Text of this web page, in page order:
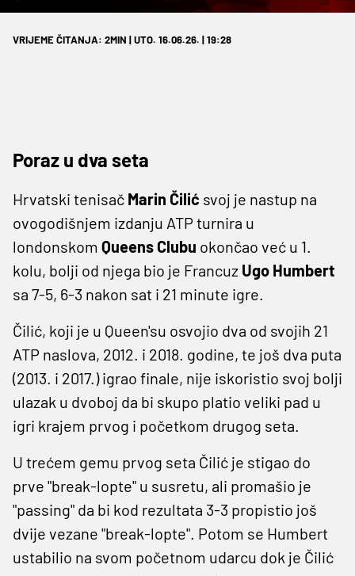
VRIJEME ČITANJA: 2MIN | UTO. 16.06.26. | 19:28
Poraz u dva seta
Hrvatski tenisač Marin Čilić svoj je nastup na
ovogodišnjem izdanju ATP turnira u
londonskom Queens Clubu okončao već u 1.
kolu, bolji od njega bio je Francuz Ugo Humbert
sa 7-5, 6-3 nakon sat i 21 minute igre.
Čilić, koji je u Queen'su osvojio dva od svojih 21
ATP naslova, 2012. i 2018. godine, te još dva puta
(2013. i 2017.) igrao finale, nije iskoristio svoj bolji
ulazak u dvoboj da bi skupo platio veliki pad u
igri krajem prvog i početkom drugog seta.
U trećem gemu prvog seta Čilić je stigao do
prve "break-lopte" u susretu, ali promašio je
"passing" da bi kod rezultata 3-3 propistio još
dvije vezane "break-lopte". Potom se Humbert
ustabilio na svom početnom udarcu dok je Čilić